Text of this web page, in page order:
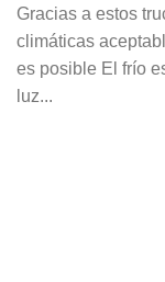
Gracias a estos
climáticas
es posible El frío
luz...